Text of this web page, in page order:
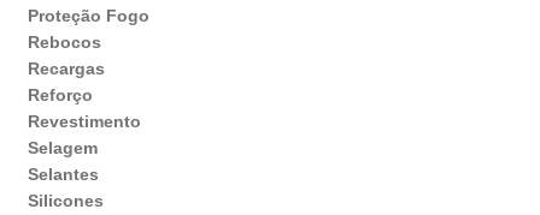
Proteção Fogo
Rebocos
Recargas
Reforço
Revestimento
Selagem
Selantes
Silicones